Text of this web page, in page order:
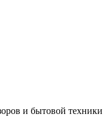
и бытовой техники